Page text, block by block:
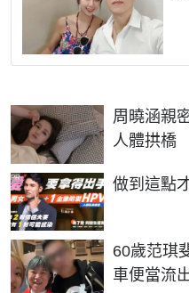
周曉涵親
人體拱橋
做到這點
PR
60歲范琪
車便當流